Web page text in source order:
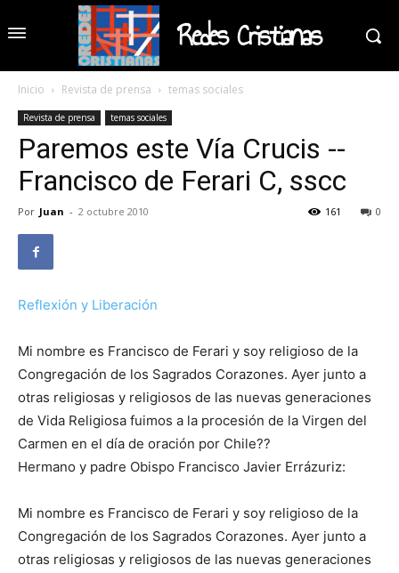
Redes Cristianas
Inicio Revista de prensa temas sociales
Revista de prensa temas sociales
Paremos este Vía Crucis --
Francisco de Ferari C, sscc
Por Juan - 2 octubre 2010 0
161
Reflexión y Liberación
Mi nombre es Francisco de Ferari y soy religioso de la
Congregación de los Sagrados Corazones. Ayer junto a
otras religiosas y religiosos de las nuevas generaciones
de Vida Religiosa fuimos a la procesión de la Virgen del
Carmen en el día de oración por Chile??
Hermano y padre Obispo Francisco Javier Errázuriz:
Mi nombre es Francisco de Ferari y soy religioso de la
Congregación de los Sagrados Corazones. Ayer junto a
otras religiosas y religiosos de las nuevas generaciones